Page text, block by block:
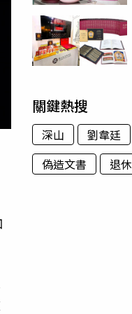
關鍵熱搜
深山 劉韋廷
偽造文書
退休